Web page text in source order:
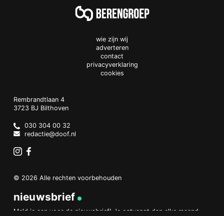
wie zijn wij
adverteren
contact
privacyverklaring
cookies
Doof.nl
work
Rembrandtlaan 4
3723 BJ Bilthoven
Netherlands
030 304 00 32
redactie@doof.nl
© 2026 Alle rechten voorbehouden
nieuwsbrief
Meld je aan voor de nieuwsbrief! Je ontvangt dan elke maand